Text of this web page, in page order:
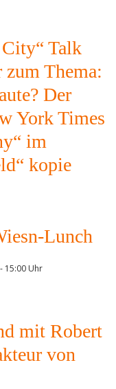
Talk
Thema:
Der
York Times
im
kopie
Lunch
15:00 Uhr
mit Robert
von